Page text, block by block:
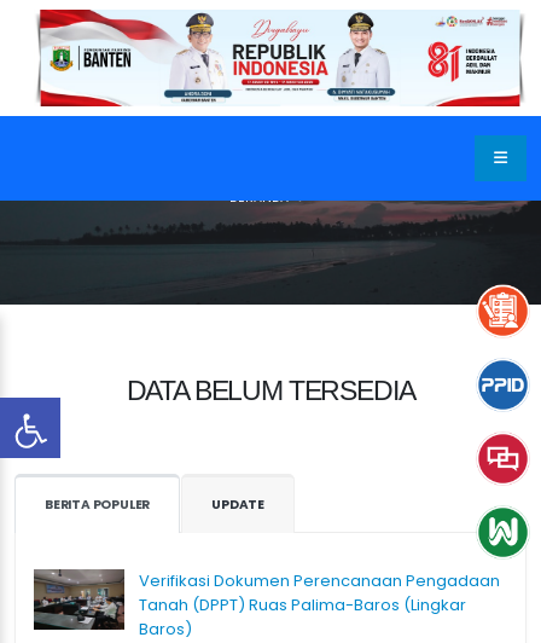
BERANDA
DATA BELUM TERSEDIA
BERITA POPULER UPDATE
Verifikasi Dokumen Perencanaan Pengadaan
Tanah (DPPT) Ruas Palima-Baros (Lingkar
Baros)